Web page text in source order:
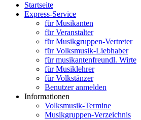
Startseite
Express-Service
für Musikanten
für Veranstalter
für Musikgruppen-Vertreter
für Volksmusik-Liebhaber
für musikantenfreundl. Wirte
für Musiklehrer
für Volkstänzer
Benutzer anmelden
Informationen
Volksmusik-Termine
Musikgruppen-Verzeichnis